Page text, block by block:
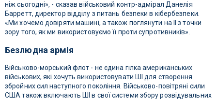
ніж сьогодні», - сказав військовий контр-адмірал Данелія
Барретт, директор відділу з питань безпеки в кібербезпеки.
«Ми хочемо довіряти машині, а також поглянути на ІІ з точки
зору того, як ми використовуємо її проти супротивників».
Безлюдна армія
Військово-морський флот - не єдина гілка американських
військових, які хочуть використовувати ШІ для створення
збройних сил наступного покоління. Військово-повітряні сили
США також включають ШІ в свої системи збору розвідувальних